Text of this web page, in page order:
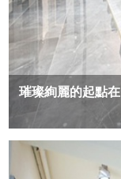
璀璨絢麗的起點